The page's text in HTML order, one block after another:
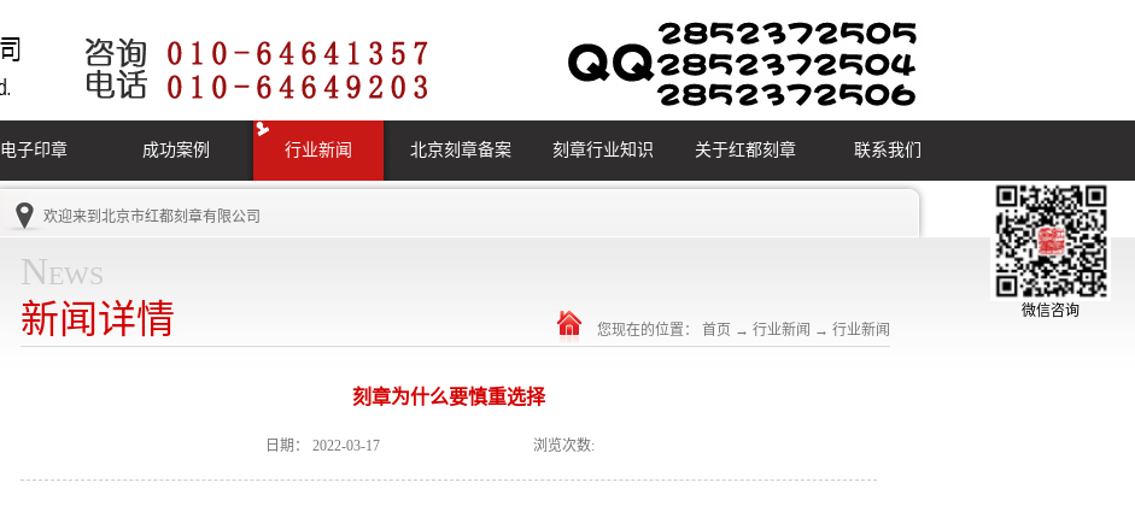
电子印章 成功案例 行业新闻 北京刻章备案 刻章行业知识 关于红都刻章 联系我们
欢迎来到 北京市红都刻章有限公司
News
新闻详情
您现在的位置： 首页 → 行业新闻 → 行业新闻
刻章为什么要慎重选择
日期： 2022-03-17 浏览次数:
微信咨询